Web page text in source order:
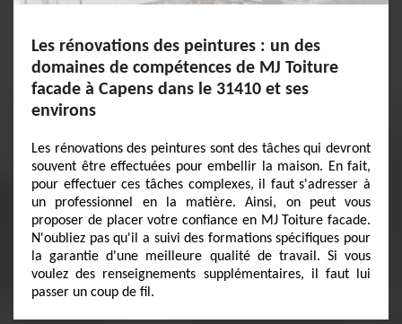
Les rénovations des peintures : un des
domaines de compétences de MJ Toiture
facade à Capens dans le 31410 et ses
environs
Les rénovations des peintures sont des tâches qui devront
souvent être effectuées pour embellir la maison. En fait,
pour effectuer ces tâches complexes, il faut s'adresser à
un professionnel en la matière. Ainsi, on peut vous
proposer de placer votre confiance en MJ Toiture facade.
N'oubliez pas qu'il a suivi des formations spécifiques pour
la garantie d'une meilleure qualité de travail. Si vous
voulez des renseignements supplémentaires, il faut lui
passer un coup de fil.